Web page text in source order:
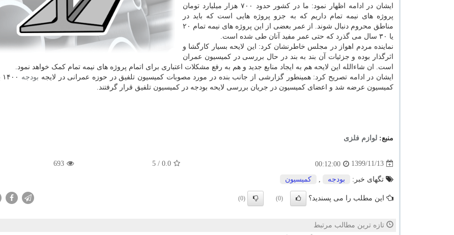
ایشان در ادامه اظهار نمود: ما در کشور حدود ۷۰۰ هزار میلیارد تومان
پروژه های نیمه تمام داریم که به جزو پروژه هایی است که باید در
مناطق محروم دنبال شوند. از عمر بعضی از این پروژه های نیمه تمام ۲۰
یا ۳۰ سال می گذرد که حتی عمر مفید آنان طی شده است.
نماینده مردم اهواز در مجلس خاطرنشان کرد: این لایحه بسیار کارگشا و
اثرگذار بوده و جزئیات آن بند به بند در حال بررسی در کمیسیون عمران
است. ان شاءالله این لایحه هم به ایجاد منابع جدید و هم به رفع مشکلات اعتباری برای اتمام پروژه های نیمه تمام کمک خواهد نمود.
ایشان در ادامه تصریح کرد: همینطور گزارشی از جانب بنده در مورد مصوبات کمیسیون تلفیق در حوزه عمرانی در لایجه بودجه
کمیسیون عرضه شد و اعضای کمیسیون در جریان بررسی لایحه بودجه در کمیسیون تلفیق قرار گرفتند.
منبع: لوازم فلزی
1399/11/13
00:12:00
0.0
/ 5
693
تگهای خبر: بودجه كمیسیون
این مطلب را می پسندید؟ (0)
(0)
تازه ترین مطالب مرتبط